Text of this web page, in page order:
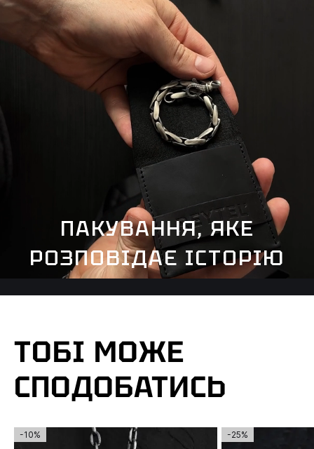
ПАКУВАННЯ, ЯКЕ
РОЗПОВІДАЄ ІСТОРІЮ
ТОБІ МОЖЕ
СПОДОБАТИСЬ
-10% -25%